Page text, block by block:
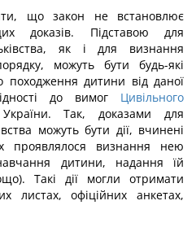
що закон не встановлює
доказів. Підставою для
як і для визнання
можуть бути будь-які
походження дитини від даної
до вимог Цивільного
Так, доказами для
можуть бути дії, вчинені
визнання нею
дитини, надання їй
Такі дії могли отримати
листах, офіційних анкетах,